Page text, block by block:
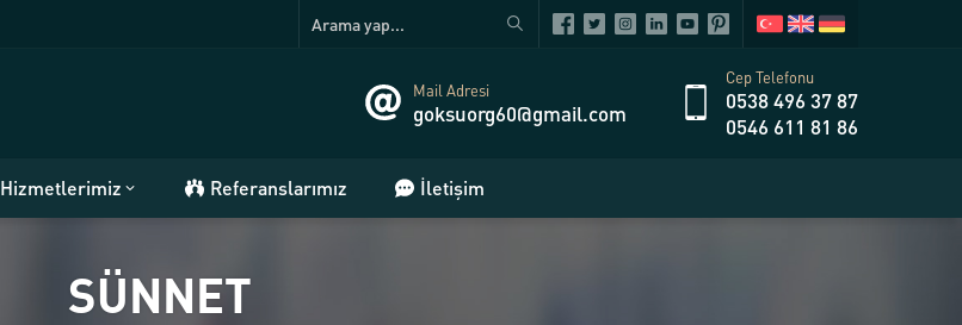
Mail Adresi
goksuorg60@gmail.com
Cep Telefonu
0538 496 37 87
0546 611 81 86
Hizmetlerimiz Referanslarımız İletişim
SÜNNET